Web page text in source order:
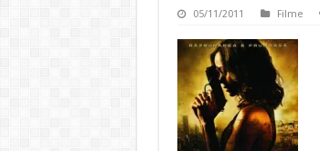
05/11/2011 Filme